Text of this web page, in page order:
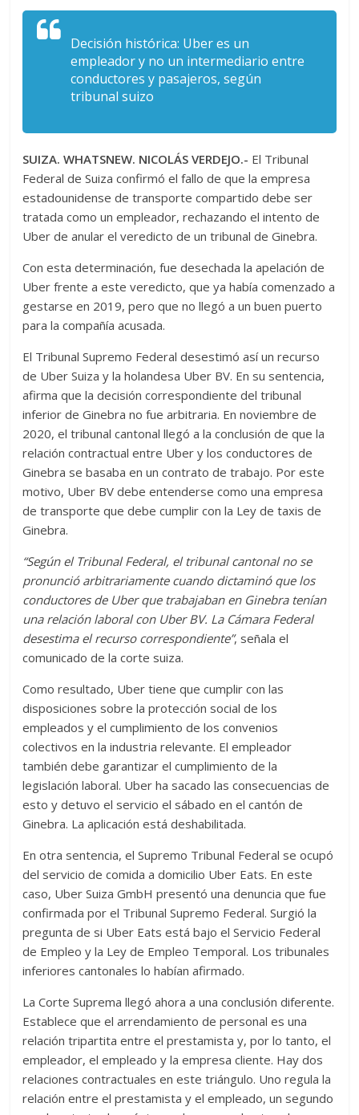
Decisión histórica: Uber es un
empleador y no un intermediario entre
conductores y pasajeros, según
tribunal suizo
SUIZA. WHATSNEW. NICOLÁS VERDEJO.- El Tribunal
Federal de Suiza confirmó el fallo de que la empresa
estadounidense de transporte compartido debe ser
tratada como un empleador, rechazando el intento de
Uber de anular el veredicto de un tribunal de Ginebra.
Con esta determinación, fue desechada la apelación de
Uber frente a este veredicto, que ya había comenzado a
gestarse en 2019, pero que no llegó a un buen puerto
para la compañía acusada.
El Tribunal Supremo Federal desestimó así un recurso
de Uber Suiza y la holandesa Uber BV. En su sentencia,
afirma que la decisión correspondiente del tribunal
inferior de Ginebra no fue arbitraria. En noviembre de
2020, el tribunal cantonal llegó a la conclusión de que la
relación contractual entre Uber y los conductores de
Ginebra se basaba en un contrato de trabajo. Por este
motivo, Uber BV debe entenderse como una empresa
de transporte que debe cumplir con la Ley de taxis de
Ginebra.
“Según el Tribunal Federal, el tribunal cantonal no se
pronunció arbitrariamente cuando dictaminó que los
conductores de Uber que trabajaban en Ginebra tenían
una relación laboral con Uber BV. La Cámara Federal
desestima el recurso correspondiente”, señala el
comunicado de la corte suiza.
Como resultado, Uber tiene que cumplir con las
disposiciones sobre la protección social de los
empleados y el cumplimiento de los convenios
colectivos en la industria relevante. El empleador
también debe garantizar el cumplimiento de la
legislación laboral. Uber ha sacado las consecuencias de
esto y detuvo el servicio el sábado en el cantón de
Ginebra. La aplicación está deshabilitada.
En otra sentencia, el Supremo Tribunal Federal se ocupó
del servicio de comida a domicilio Uber Eats. En este
caso, Uber Suiza GmbH presentó una denuncia que fue
confirmada por el Tribunal Supremo Federal. Surgió la
pregunta de si Uber Eats está bajo el Servicio Federal
de Empleo y la Ley de Empleo Temporal. Los tribunales
inferiores cantonales lo habían afirmado.
La Corte Suprema llegó ahora a una conclusión diferente.
Establece que el arrendamiento de personal es una
relación tripartita entre el prestamista y, por lo tanto, el
empleador, el empleado y la empresa cliente. Hay dos
relaciones contractuales en este triángulo. Uno regula la
relación entre el prestamista y el empleado, un segundo